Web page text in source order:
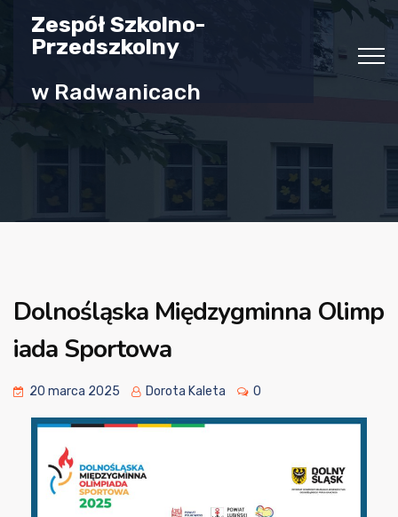
Zespół Szkolno-
Przedszkolny
w Radwanicach
Dolnośląska Międzygminna Olimp
iada Sportowa
20 marca 2025 Dorota Kaleta 0